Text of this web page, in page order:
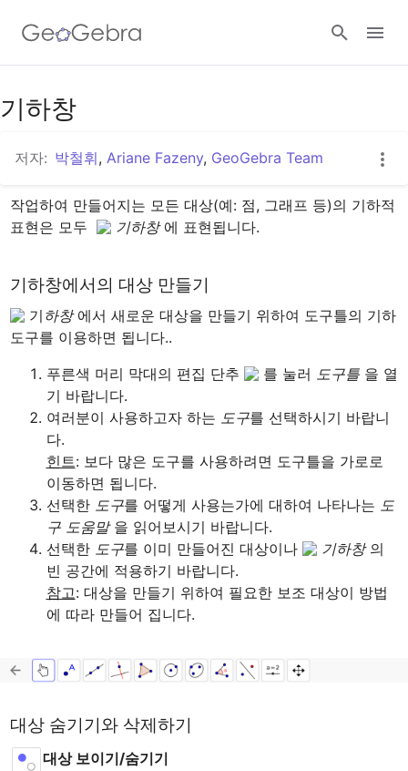
기하창
저자: 박철휘, Ariane Fazeny, GeoGebra Team
작업하여 만들어지는 모든 대상(예: 점, 그래프 등)의 기하적
표현은 모두
기하창 에 표현됩니다.
기하창에서의 대상 만들기
기 하창 에서 새로운 대상을 만들기 위하여 도구틀의 기하
푸른색 머리 막대의 편집 단추
를 눌러 도구틀 을 열
기 바랍니다.
여러분이 사용하고자 하는 도구를 선택하시기 바랍니
힌트: 보다 많은 도구를 사용하려면 도구틀을 가로로
이동하면 됩니다.
선택한 도구를 어떻게 사용는가에 대하여 나타나는 도
구 도움말 을 읽어보시기 바랍니다.
선택한 도구를 이미 만들어진 대상이나 기하창 의
참고: 대상을 만들기 위하여 필요한 보조 대상이 방법
에 따라 만들어 집니다.
대상 숨기기와 삭제하기